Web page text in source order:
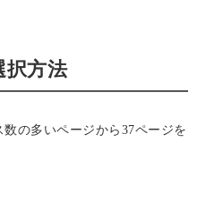
択方法
の多いページから37ページを